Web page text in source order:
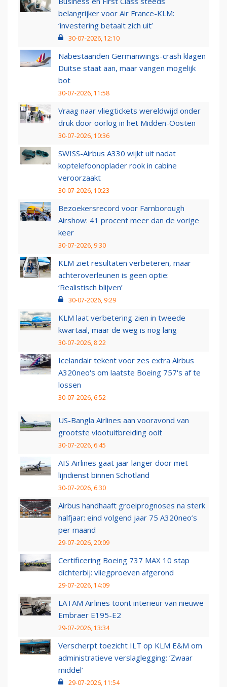
belangrijker voor Air France-KLM:
‘investering betaalt zich uit’
30-07-2026, 12:10
Nabestaanden Germanwings-crash klagen
Duitse staat aan, maar vangen mogelijk
bot
30-07-2026, 11:58
Vraag naar vliegtickets wereldwijd onder
druk door oorlog in het Midden-Oosten
30-07-2026, 10:36
SWISS-Airbus A330 wijkt uit nadat
koptelefoonoplader rook in cabine
veroorzaakt
30-07-2026, 10:23
Bezoekersrecord voor Farnborough
Airshow: 41 procent meer dan de vorige
keer
30-07-2026, 9:30
KLM ziet resultaten verbeteren, maar
achteroverleunen is geen optie:
‘Realistisch blijven’
30-07-2026, 9:29
KLM laat verbetering zien in tweede
kwartaal, maar de weg is nog lang
30-07-2026, 8:22
Icelandair tekent voor zes extra Airbus
A320neo's om laatste Boeing 757's af te
lossen
30-07-2026, 6:52
US-Bangla Airlines aan vooravond van
grootste vlootuitbreiding ooit
30-07-2026, 6:45
AIS Airlines gaat jaar langer door met
lijndienst binnen Schotland
30-07-2026, 6:30
Airbus handhaaft groeiprognoses na sterk
halfjaar: eind volgend jaar 75 A320neo’s
per maand
29-07-2026, 20:09
Certificering Boeing 737 MAX 10 stap
dichterbij: vliegproeven afgerond
29-07-2026, 14:09
LATAM Airlines toont interieur van nieuwe
Embraer E195-E2
29-07-2026, 13:34
Verscherpt toezicht ILT op KLM E&M om
administratieve verslaglegging: ‘Zwaar
middel’
29-07-2026, 11:54